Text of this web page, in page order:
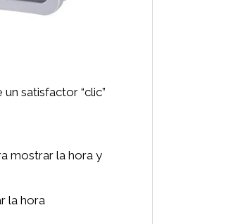
satisfactor “clic”
mostrar la hora y
la hora